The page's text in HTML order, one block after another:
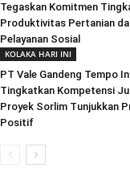
Tegaskan Komitmen
Produktivitas Pertanian
Pelayanan Sosial
KOLAKA HARI INI
PT Vale Gandeng Tempo
Tingkatkan Kompetensi
Proyek Sorlim Tunjukkan
Positif